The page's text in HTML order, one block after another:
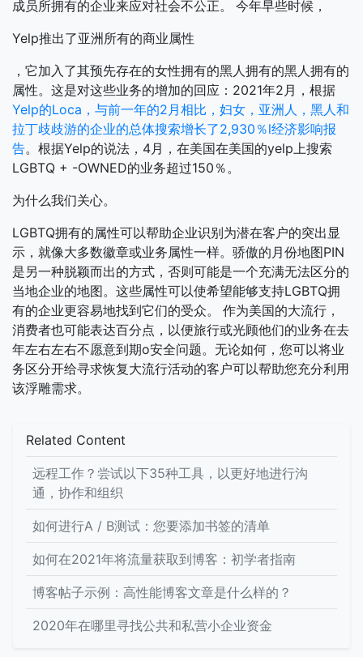
成员所拥有的企业来应对社会不公正。
今年早些时候，
Yelp推出了亚洲所有的商业属性
，它加入了其预先存在的女性拥有的黑人拥有的黑人拥有的
属性。这是对这些业务的增加的回应：2021年2月，根据
Yelp的Loca，与前一年的2月相比，妇女，亚洲人，黑人和
拉丁歧歧游的企业的总体搜索增长了2,930％l经济影响报
告。根据Yelp的说法，4月，在美国在美国的yelp上搜索
LGBTQ + -OWNED的业务超过150％。
为什么我们关心。
LGBTQ拥有的属性可以帮助企业识别为潜在客户的突出显
示，就像大多数徽章或业务属性一样。骄傲的月份地图PIN
是另一种脱颖而出的方式，否则可能是一个充满无法区分的
当地企业的地图。这些属性可以使希望能够支持LGBTQ拥
有的企业更容易地找到它们的受众。
作为美国的大流行，
消费者也可能表达百分点，以便旅行或光顾他们的业务在去
年左右左右不愿意到期o安全问题。无论如何，您可以将业
务区分开给寻求恢复大流行活动的客户可以帮助您充分利用
该浮雕需求。
Related Content
远程工作？尝试以下35种工具，以更好地进行沟
通，协作和组织
如何进行A / B测试：您要添加书签的清单
如何在2021年将流量获取到博客：初学者指南
博客帖子示例：高性能博客文章是什么样的？
2020年在哪里寻找公共和私营小企业资金